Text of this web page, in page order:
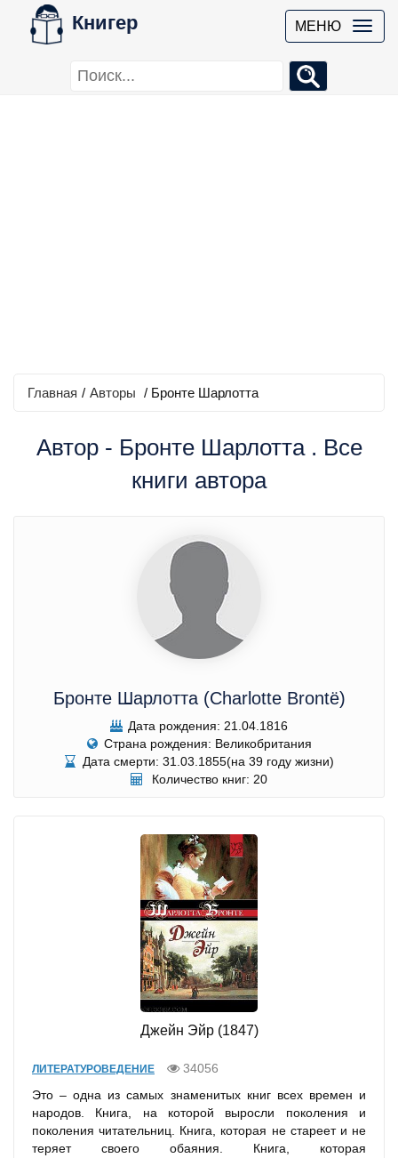
Книгер МЕНЮ
Главная / Авторы / Бронте Шарлотта
Автор - Бронте Шарлотта . Все
книги автора
Бронте Шарлотта (Charlotte Brontë)
Дата рождения: 21.04.1816
Страна рождения: Великобритания
Дата смерти: 31.03.1855(на 39 году жизни)
Количество книг: 20
Джейн Эйр (1847)
ЛИТЕРАТУРОВЕДЕНИЕ
34056
Это – одна из самых знаменитых книг всех времен и
народов. Книга, на которой выросли поколения и
поколения читательниц. Книга, которая не стареет и не
теряет своего обаяния. Книга, которая